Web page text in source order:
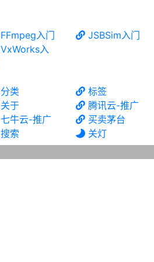
FFmpeg入门
JSBSim入门
VxWorks入
分类
标签
关于
腾讯云-推广
七牛云-推广
买卖茅台
搜索 关灯